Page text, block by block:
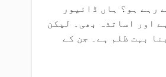
رہے ہو؟ ہاں ڈائیور
اور اساتذہ بھی۔ لیکن
بہت ظلم ہے۔ جن کے